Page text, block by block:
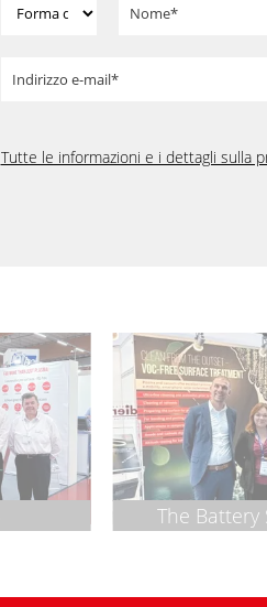
Tutte le informazioni e i dettagli sulla
The Battery